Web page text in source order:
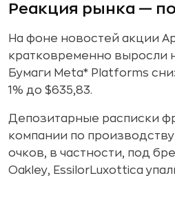
Реакция рынка —
На фоне новостей акции
кратковременно выросли
Бумаги Meta* Platforms
1% до $635,83.
Депозитарные расписки
компании по
очков, в частности, под
Oakley, EssilorLuxottica